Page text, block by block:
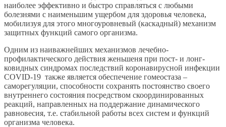
наиболее эффективно и быстро справляться с любыми
болезнями с наименьшим ущербом для здоровья человека,
мобилизуя для этого многоуровневый (каскадный) механизм
защитных функций самого организма.
Одним из наиважнейших механизмов лечебно-
профилактического действия женьшеня при пост- и лонг-
ковидных синдромах последствий коронавирусной инфекции
COVID-19 также является обеспечение гомеостаза –
саморегуляции, способности сохранять постоянство своего
внутреннего состояния посредством скоординированных
реакций, направленных на поддержание динамического
равновесия, т.е. стабильной работы всех систем и функций
организма человека.